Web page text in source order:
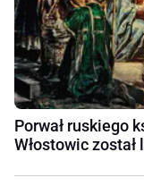
Porwał ruskiego
Włostowic został